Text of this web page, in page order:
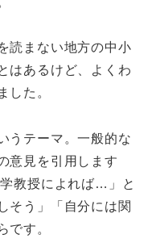
読まない地方の中小
はあるけど、よくわ
した。
うテーマ。一般的な
意見を引用します
教授によれば…」と
そう」「自分には関
です。